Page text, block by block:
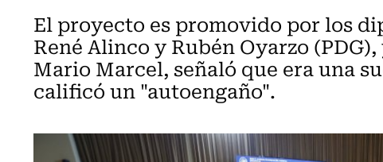
El proyecto es promovido por los
René Alinco y Rubén Oyarzo
Mario Marcel, señaló que era una
calificó un "autoengaño".